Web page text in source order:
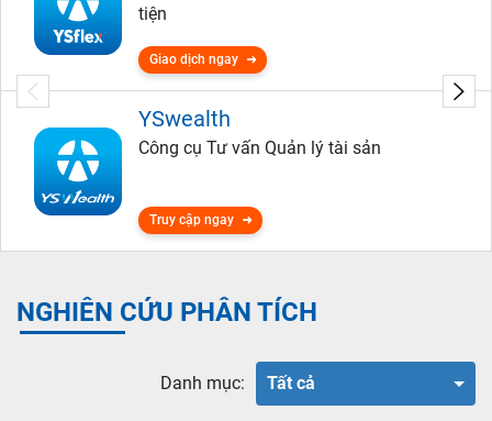
tiện
Giao dịch ngay
YSwealth
Công cụ Tư vấn Quản lý tài sản
Truy cập ngay
NGHIÊN CỨU PHÂN TÍCH
Danh mục: Tất cả